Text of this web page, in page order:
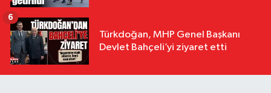
Türkdoğan, MHP Genel Başkanı
Devlet Bahçeli’yi ziyaret etti
6